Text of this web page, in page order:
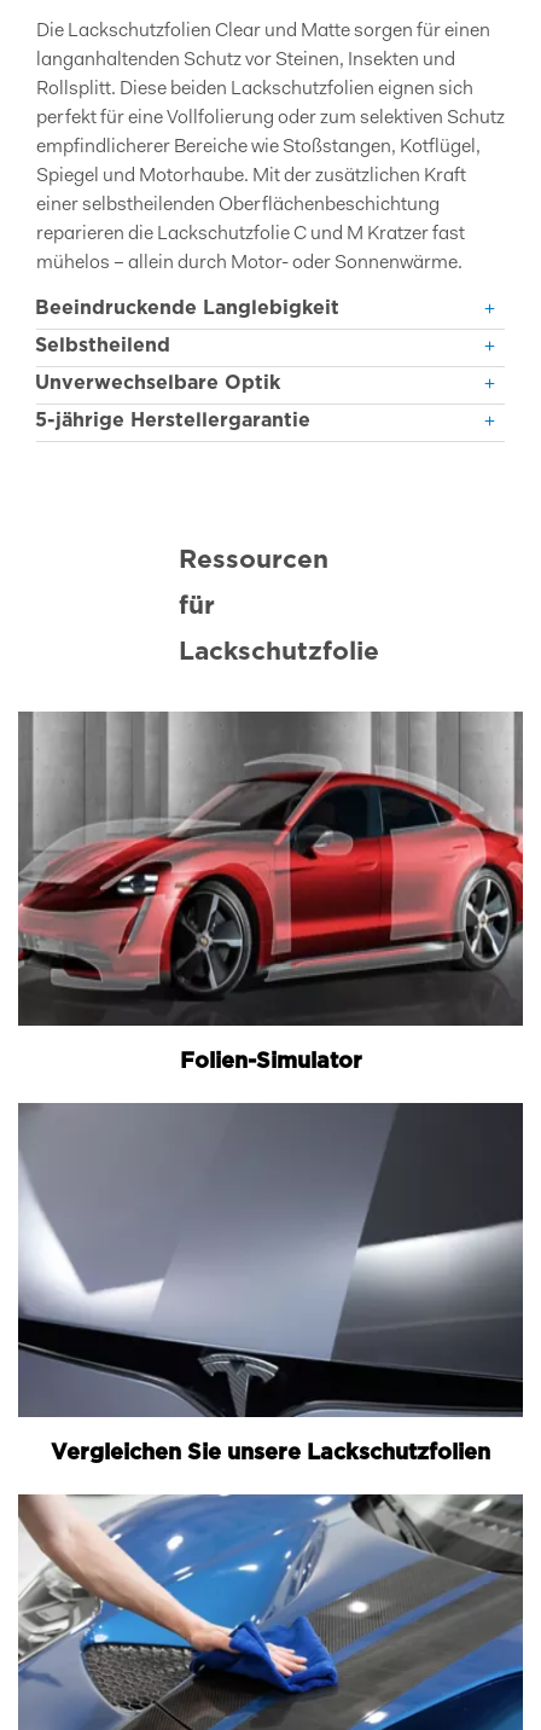
Die Lackschutzfolien Clear und Matte sorgen für einen
langanhaltenden Schutz vor Steinen, Insekten und
Rollsplitt. Diese beiden Lackschutzfolien eignen sich
perfekt für eine Vollfolierung oder zum selektiven Schutz
empfindlicherer Bereiche wie Stoßstangen, Kotflügel,
Spiegel und Motorhaube. Mit der zusätzlichen Kraft
einer selbstheilenden Oberflächenbeschichtung
reparieren die Lackschutzfolie C und M Kratzer fast
mühelos – allein durch Motor- oder Sonnenwärme.
Beeindruckende Langlebigkeit
Selbstheilend
Unverwechselbare Optik
5-jährige Herstellergarantie
Ressourcen
für
Lackschutzfolie
Folien-Simulator
Vergleichen Sie unsere Lackschutzfolien